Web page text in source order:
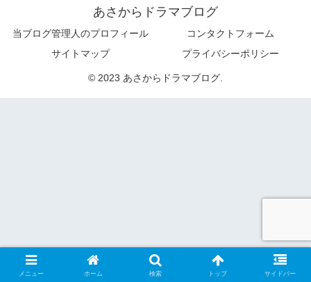
あさからドラマブログ
当ブログ管理人のプロフィール
コンタクトフォーム
サイトマップ
プライバシーポリシー
© 2023 あさからドラマブログ.
メニュー ホーム 検索 トップ サイドバー